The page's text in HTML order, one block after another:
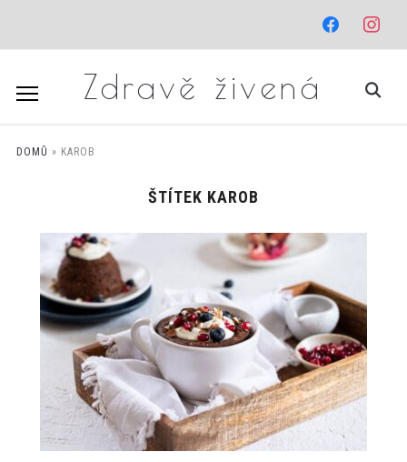
facebook
Zdravě živená
DOMŮ » KAROB
ŠTÍTEK KAROB